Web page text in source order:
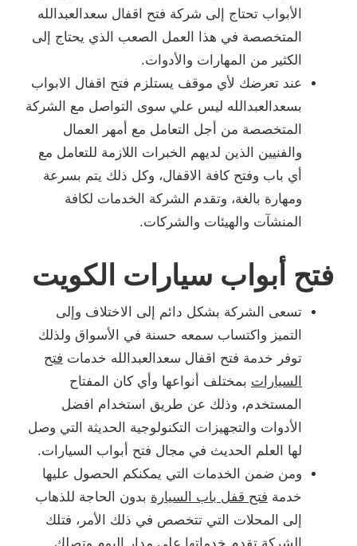
الأبواب تحتاج إلى شركة فتح اقفال سعدالعبدالله
المتخصصة في هذا العمل الصعب الذي يحتاج إلى
الكثير من المهارات والأدوات.
عند تعرضك لأي موقف يستلزم فتح اقفال الابواب
بسعدالعبدالله ليس علي سوى التواصل مع الشركة
المتخصصة من أجل التعامل مع أمهر العمال
والفنيين الذين لديهم الخبرات اللازمة للتعامل مع
أي باب وفتح كافة الاقفال، وكل ذلك يتم بسرعة
ومهارة بالغة، وتقدم الشركة الخدمات لكافة
المنشآت والهيئات والشركات.
فتح أبواب سيارات الكويت
تسعى الشركة بشكل دائم إلى الاختلاف وإلى
التميز واكتساب سمعه حسنة في الأسواق ولذلك
توفر خدمة فتح اقفال سعدالعبدالله خدمات فتح
السيارات بمختلف أنواعها وأي كان المفتاح
المستخدم، وذلك عن طريق استخدام افضل
الأدوات والتجهيزات التكنولوجية الحديثة التي وصل
لها العلم الحديث في مجال فتح أبواب السيارات.
ومن ضمن الخدمات التي يمكنكم الحصول عليها
خدمة فتح قفل باب السيارة بدون الحاجة للذهاب
إلى المحلات التي تتخصص في ذلك الأمر، فتلك